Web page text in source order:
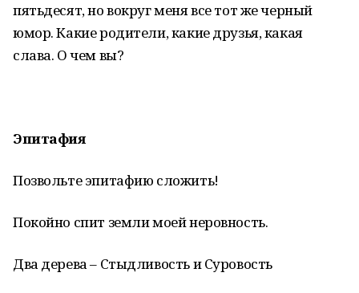
пятьдесят, но вокруг меня все тот же черный
юмор. Какие родители, какие друзья, какая
слава. О чем вы?
Эпитафия
Позвольте эпитафию сложить!
Покойно спит земли моей неровность.
Два дерева – Стыдливость и Суровость